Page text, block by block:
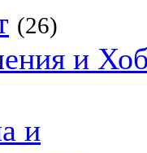
(26)
и
и